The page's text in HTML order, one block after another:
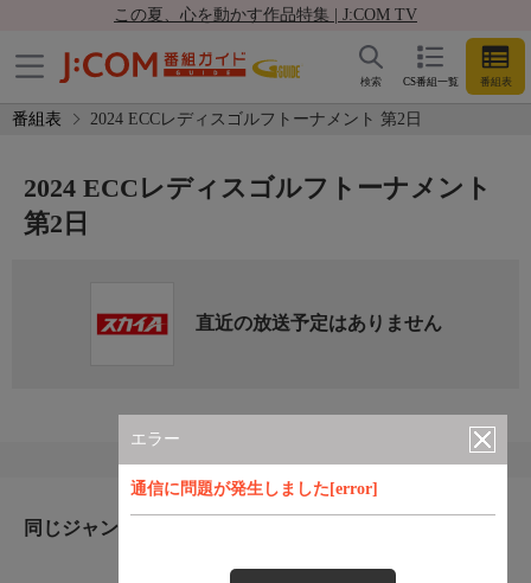
この夏、心を動かす作品特集 | J:COM TV
CS番組一覧 番組表
検索
番組表 2024 ECCレディスゴルフトーナメント 第2日
エラー
通信に問題が発生しました[error]
2024 ECCレディスゴルフトーナメント
第2日
直近の放送予定はありません
同じジャンルのおすすめ番組